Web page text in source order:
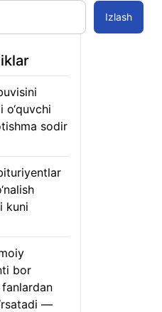
Izlash
o‘quvchi
sodir
kuni
bor
fanlardan
—